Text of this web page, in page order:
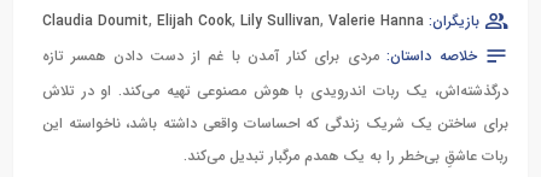
بازیگران:
Claudia Doumit, Elijah Cook, Lily Sullivan, Valerie Hanna
خلاصه داستان:مردی برای کنار آمدن با غم از دست دادن همسر تازه
درگذشته‌اش، یک ربات اندرویدی با هوش مصنوعی تهیه می‌کند. او در تلاش
برای ساختن یک شریک زندگی که احساسات واقعی داشته باشد، ناخواسته این
ربات عاشقِ بی‌خطر را به یک همدم مرگبار تبدیل می‌کند.